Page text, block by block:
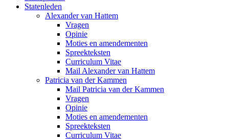
Statenleden
Alexander van Hattem
Vragen
Opinie
Moties en amendementen
Spreekteksten
Curriculum Vitae
Mail Alexander van Hattem
Patricia van der Kammen
Mail Patricia van der Kammen
Vragen
Opinie
Moties en amendementen
Spreekteksten
Curriculum Vitae